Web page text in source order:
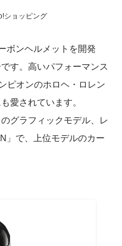
ショッピング
ボンヘルメットを開発
す。高いパフォーマンス
ピオンのホロヘ・ロレン
愛されています。
グラフィックモデル、レ
」で、上位モデルのカー